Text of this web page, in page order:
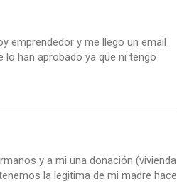
emprendedor y me llego un email
lo han aprobado ya que ni tengo
y a mi una donación (vivienda
la legitima de mi madre hace